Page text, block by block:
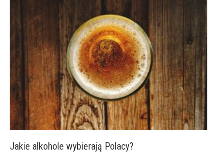
Jakie alkohole wybierają Polacy?